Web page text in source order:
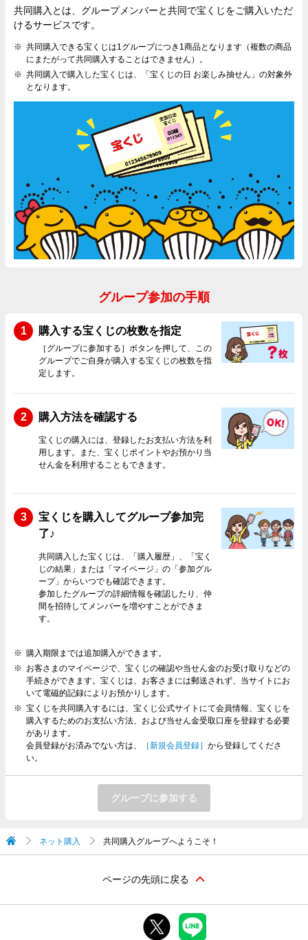
共同購入とは、グループメンバーと共同で宝くじをご購入いただ
けるサービスです。
共同購入できる宝くじは1グループにつき1商品となります（複数の商品
にまたがって共同購入することはできません）。
共同購入で購入した宝くじは、「宝くじの日 お楽しみ抽せん」の対象外
となります。
グループ参加の手順
1 購入する宝くじの枚数を指定
［グループに参加する］ボタンを押して、この
グループでご自身が購入する宝くじの枚数を指
定します。
2 購入方法を確認する
宝くじの購入には、登録したお支払い方法を利
用します。また、宝くじポイントやお預かり当
せん金を利用することもできます。
3
宝くじを購入してグループ参加完
了♪
共同購入した宝くじは、「購入履歴」、「宝く
じの結果」または「マイページ」の「参加グル
ープ」からいつでも確認できます。
参加したグループの詳細情報を確認したり、仲
間を招待してメンバーを増やすことができま
す。
購入期限までは追加購入ができます。
お客さまのマイページで、宝くじの確認や当せん金のお受け取りなどの
手続きができます。宝くじは、お客さまには郵送されず、当サイトにお
いて電磁的記録によりお預かりします。
宝くじを共同購入するには、宝くじ公式サイトにて会員情報、宝くじを
購入するためのお支払い方法、および当せん金受取口座を登録する必要
があります。
会員登録がお済みでない方は、
［新規会員登録］ から登録してくださ
い。
グループに参加する
ネット購入 共同購入グループへようこそ！
ページの先頭に戻る